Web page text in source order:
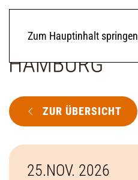
Zum Hauptinhalt springen
ZUR ÜBERSICHT
25.NOV. 2026